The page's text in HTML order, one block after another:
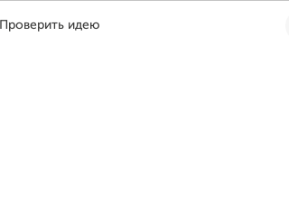
Проверить идею